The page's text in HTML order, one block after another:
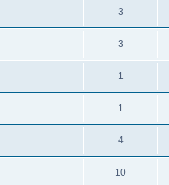
3
3
1
1
4
10